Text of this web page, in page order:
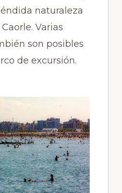
naturaleza
Varias
son posibles
de excursión.